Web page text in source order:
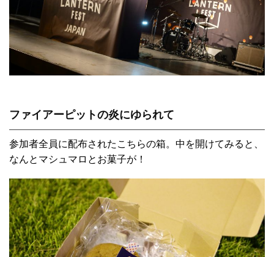
ファイアーピットの炎にゆられて
参加者全員に配布されたこちらの箱。中を開けてみると、
なんとマシュマロとお菓子が！